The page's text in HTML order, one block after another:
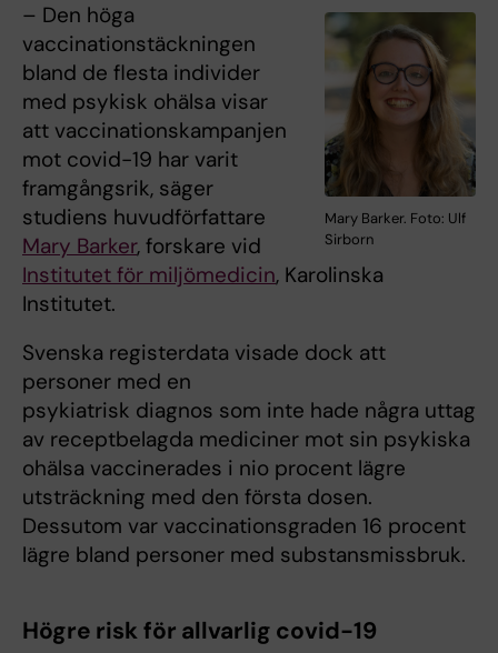
Mary Barker. Foto: Ulf
Sirborn
– Den höga
vaccinationstäckningen
bland de flesta individer
med psykisk ohälsa visar
att vaccinationskampanjen
mot covid-19 har varit
framgångsrik, säger
studiens huvudförfattare
Mary Barker, forskare vid
Institutet för miljömedicin, Karolinska
Institutet.
Svenska registerdata visade dock att
personer med en
psykiatrisk diagnos som inte hade några uttag
av receptbelagda mediciner mot sin psykiska
ohälsa vaccinerades i nio procent lägre
utsträckning med den första dosen.
Dessutom var vaccinationsgraden 16 procent
lägre bland personer med substansmissbruk.
Högre risk för allvarlig covid-19